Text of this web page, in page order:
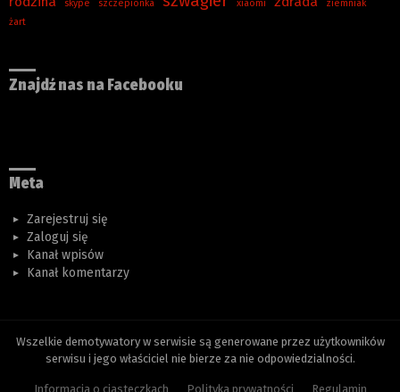
skype szczepionka xiaomi
ziemniak
żart
Znajdź nas na Facebooku
Meta
Zarejestruj się
Zaloguj się
Kanał wpisów
Kanał komentarzy
Wszelkie demotywatory w serwisie są generowane przez użytkowników
serwisu i jego właściciel nie bierze za nie odpowiedzialności.
Informacja o ciasteczkach Polityka prywatności Regulamin